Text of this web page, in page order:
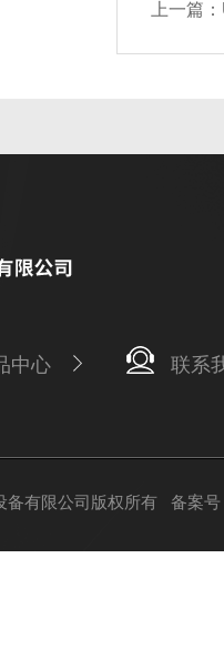
上一篇：
中心 联系
备有限公司版权所有 备案号